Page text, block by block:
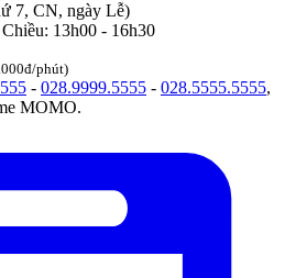
7, CN, ngày Lễ)
13h00 - 16h30
phút)
- 028.9999.5555 - 028.5555.5555,
MOMO.